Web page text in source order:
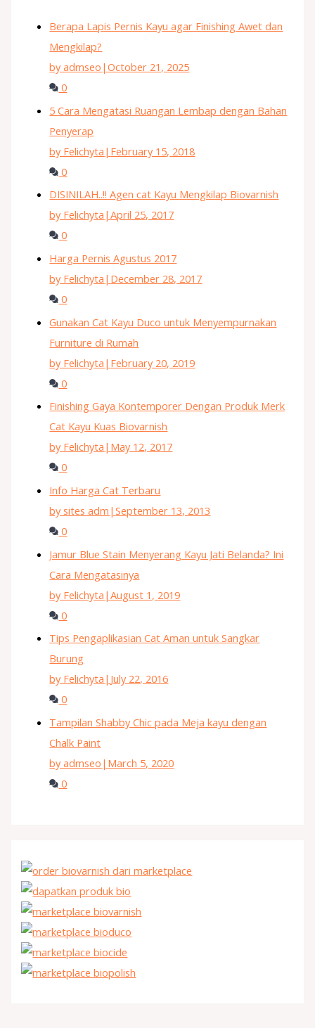
Berapa Lapis Pernis Kayu agar Finishing Awet dan
Mengkilap?
by admseo |October 21, 2025
0
5 Cara Mengatasi Ruangan Lembap dengan Bahan
Penyerap
by Felichyta | February 15, 2018
0
DISINILAH..!! Agen cat Kayu Mengkilap Biovarnish
by Felichyta |April 25, 2017
0
Harga Pernis Agustus 2017
by Felichyta | December 28, 2017
0
Gunakan Cat Kayu Duco untuk Menyempurnakan
Furniture di Rumah
by Felichyta | February 20, 2019
0
Finishing Gaya Kontemporer Dengan Produk Merk
Cat Kayu Kuas Biovarnish
by Felichyta | May 12, 2017
0
Info Harga Cat Terbaru
by sites adm |September 13, 2013
0
Jamur Blue Stain Menyerang Kayu Jati Belanda? Ini
Cara Mengatasinya
by Felichyta |August 1, 2019
0
Tips Pengaplikasian Cat Aman untuk Sangkar
Burung
by Felichyta | July 22, 2016
0
Tampilan Shabby Chic pada Meja kayu dengan
Chalk Paint
by admseo | March 5, 2020
0